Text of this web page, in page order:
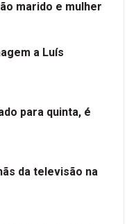
marido e mulher
a Luís
para quinta, é
da televisão na